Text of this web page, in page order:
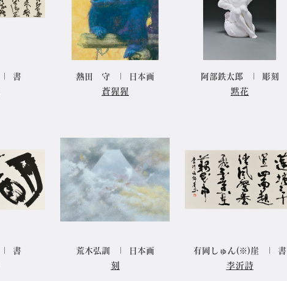
書 熱田 守 日本画
蒼猩猩
阿部鉄太郎 彫刻
黙花
書 荒木弘訓 日本画
刻
有岡しゅん(※)崖 書
李沂詩